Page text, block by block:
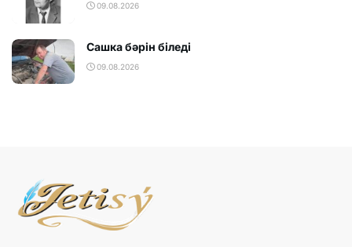
09.08.2026
Сашка бәрін біледі
09.08.2026